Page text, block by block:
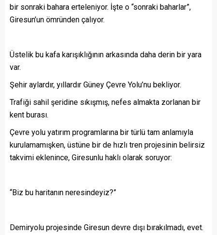
bir sonraki bahara erteleniyor. İşte o “sonraki baharlar”,
Giresun’un ömründen çalıyor.
Üstelik bu kafa karışıklığının arkasında daha derin bir yara
var.
Şehir aylardır, yıllardır Güney Çevre Yolu’nu bekliyor.
Trafiği sahil şeridine sıkışmış, nefes almakta zorlanan bir
kent burası.
Çevre yolu yatırım programlarına bir türlü tam anlamıyla
kurulamamışken, üstüne bir de hızlı tren projesinin belirsiz
takvimi eklenince, Giresunlu haklı olarak soruyor:
“Biz bu haritanın neresindeyiz?”
Demiryolu projesinde Giresun devre dışı bırakılmadı, evet.